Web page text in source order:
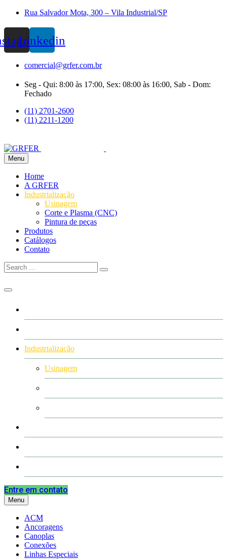
Rua Salvador Mota, 300 – Vila Industrial/SP
Linkedin
comercial@grfer.com.br
Seg - Qui: 8:00 às 17:00, Sex: 08:00 às 16:00, Sab - Dom:
Fechado
(11) 2701-2600
(11) 2211-1200
Menu
Home
A GRFER
Industrialização
Usinagem
Corte e Plasma (CNC)
Pintura de peças
Produtos
Catálogos
Contato
Industrialização
Usinagem
Entre em contato
Menu
ACM
Ancoragens
Canoplas
Conexões
Linhas Especiais